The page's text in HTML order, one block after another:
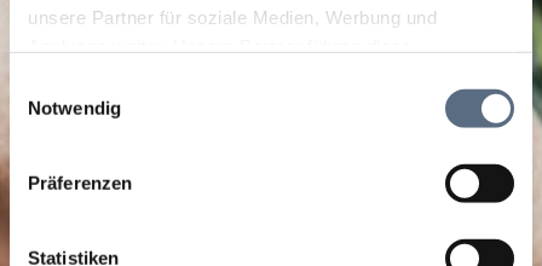
unsere Partner für soziale Medien, Werbung und
zusammen, die Sie ihnen bereitgestellt haben oder die
sie im Rahmen Ihrer Nutzung der Dienste gesammelt
Notwendig
Präferenzen
Statistiken